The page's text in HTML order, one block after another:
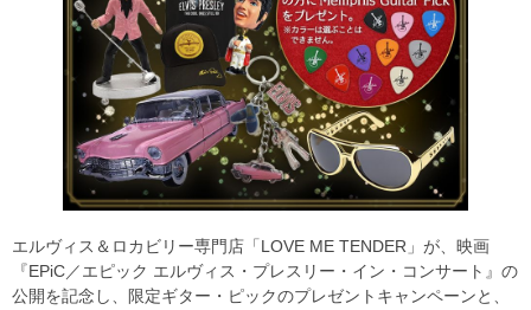
エルヴィス＆ロカビリー専門店「LOVE ME TENDER」が、映画
『EPiC／エピック エルヴィス・プレスリー・イン・コンサート』の
公開を記念し、限定ギター・ピックのプレゼントキャンペーンと、